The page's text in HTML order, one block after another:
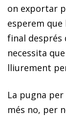
on exportar
esperem
final després
necessita
lliurement
La pugna
més no, per